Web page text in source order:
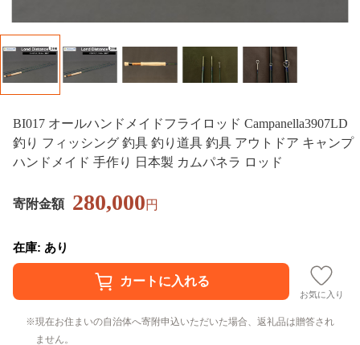
BI017 オールハンドメイドフライロッド Campanella3907LD
釣り フィッシング 釣具 釣り道具 釣具 アウトドア キャンプ
ハンドメイド 手作り 日本製 カムパネラ ロッド
寄附金額 280,000円
在庫: あり
お気に入り
現在お住まいの自治体へ寄附申込いただいた場合、返礼品は贈答され
ません。